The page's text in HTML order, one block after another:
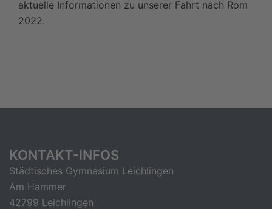
aktuelle Informationen zu unserer Fahrt nach Rom
2022.
KONTAKT-INFOS
Städtisches Gymnasium Leichlingen
Am Hammer
42799 Leichlingen